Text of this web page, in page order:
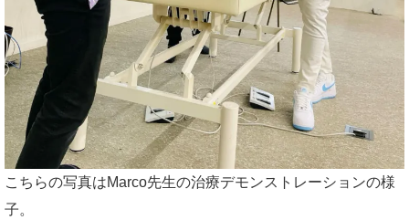
こちらの写真はMarco先生の治療デモンストレーションの様
子。